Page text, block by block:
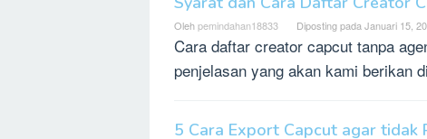
Olehpemindahan18833 Diposting pada Januari 15,
Cara daftar creator capcut tanpa
penjelasan yang akan kami berikan
5 Cara Export Capcut agar tidak